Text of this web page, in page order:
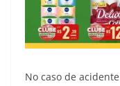
No caso de